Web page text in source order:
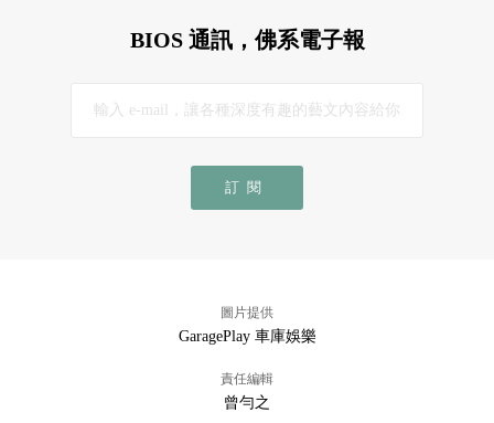
BIOS 通訊，佛系電子報
訂閱
圖片提供
GaragePlay 車庫娛樂
責任編輯
曾勻之